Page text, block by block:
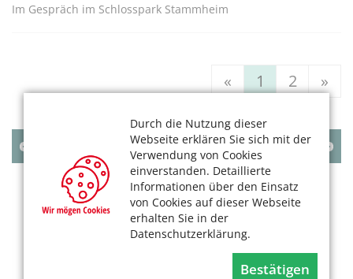
Durch die Nutzung dieser
Webseite erklären Sie sich mit der
Verwendung von Cookies
einverstanden. Detaillierte
Informationen über den Einsatz
von Cookies auf dieser Webseite
erhalten Sie in der
Datenschutzerklärung.
Bestätigen
Im Gespräch im Schlosspark Stammheim
« 1 2 »
AUGUST2026
DI MI DO FR SA
1
5 6 7
22